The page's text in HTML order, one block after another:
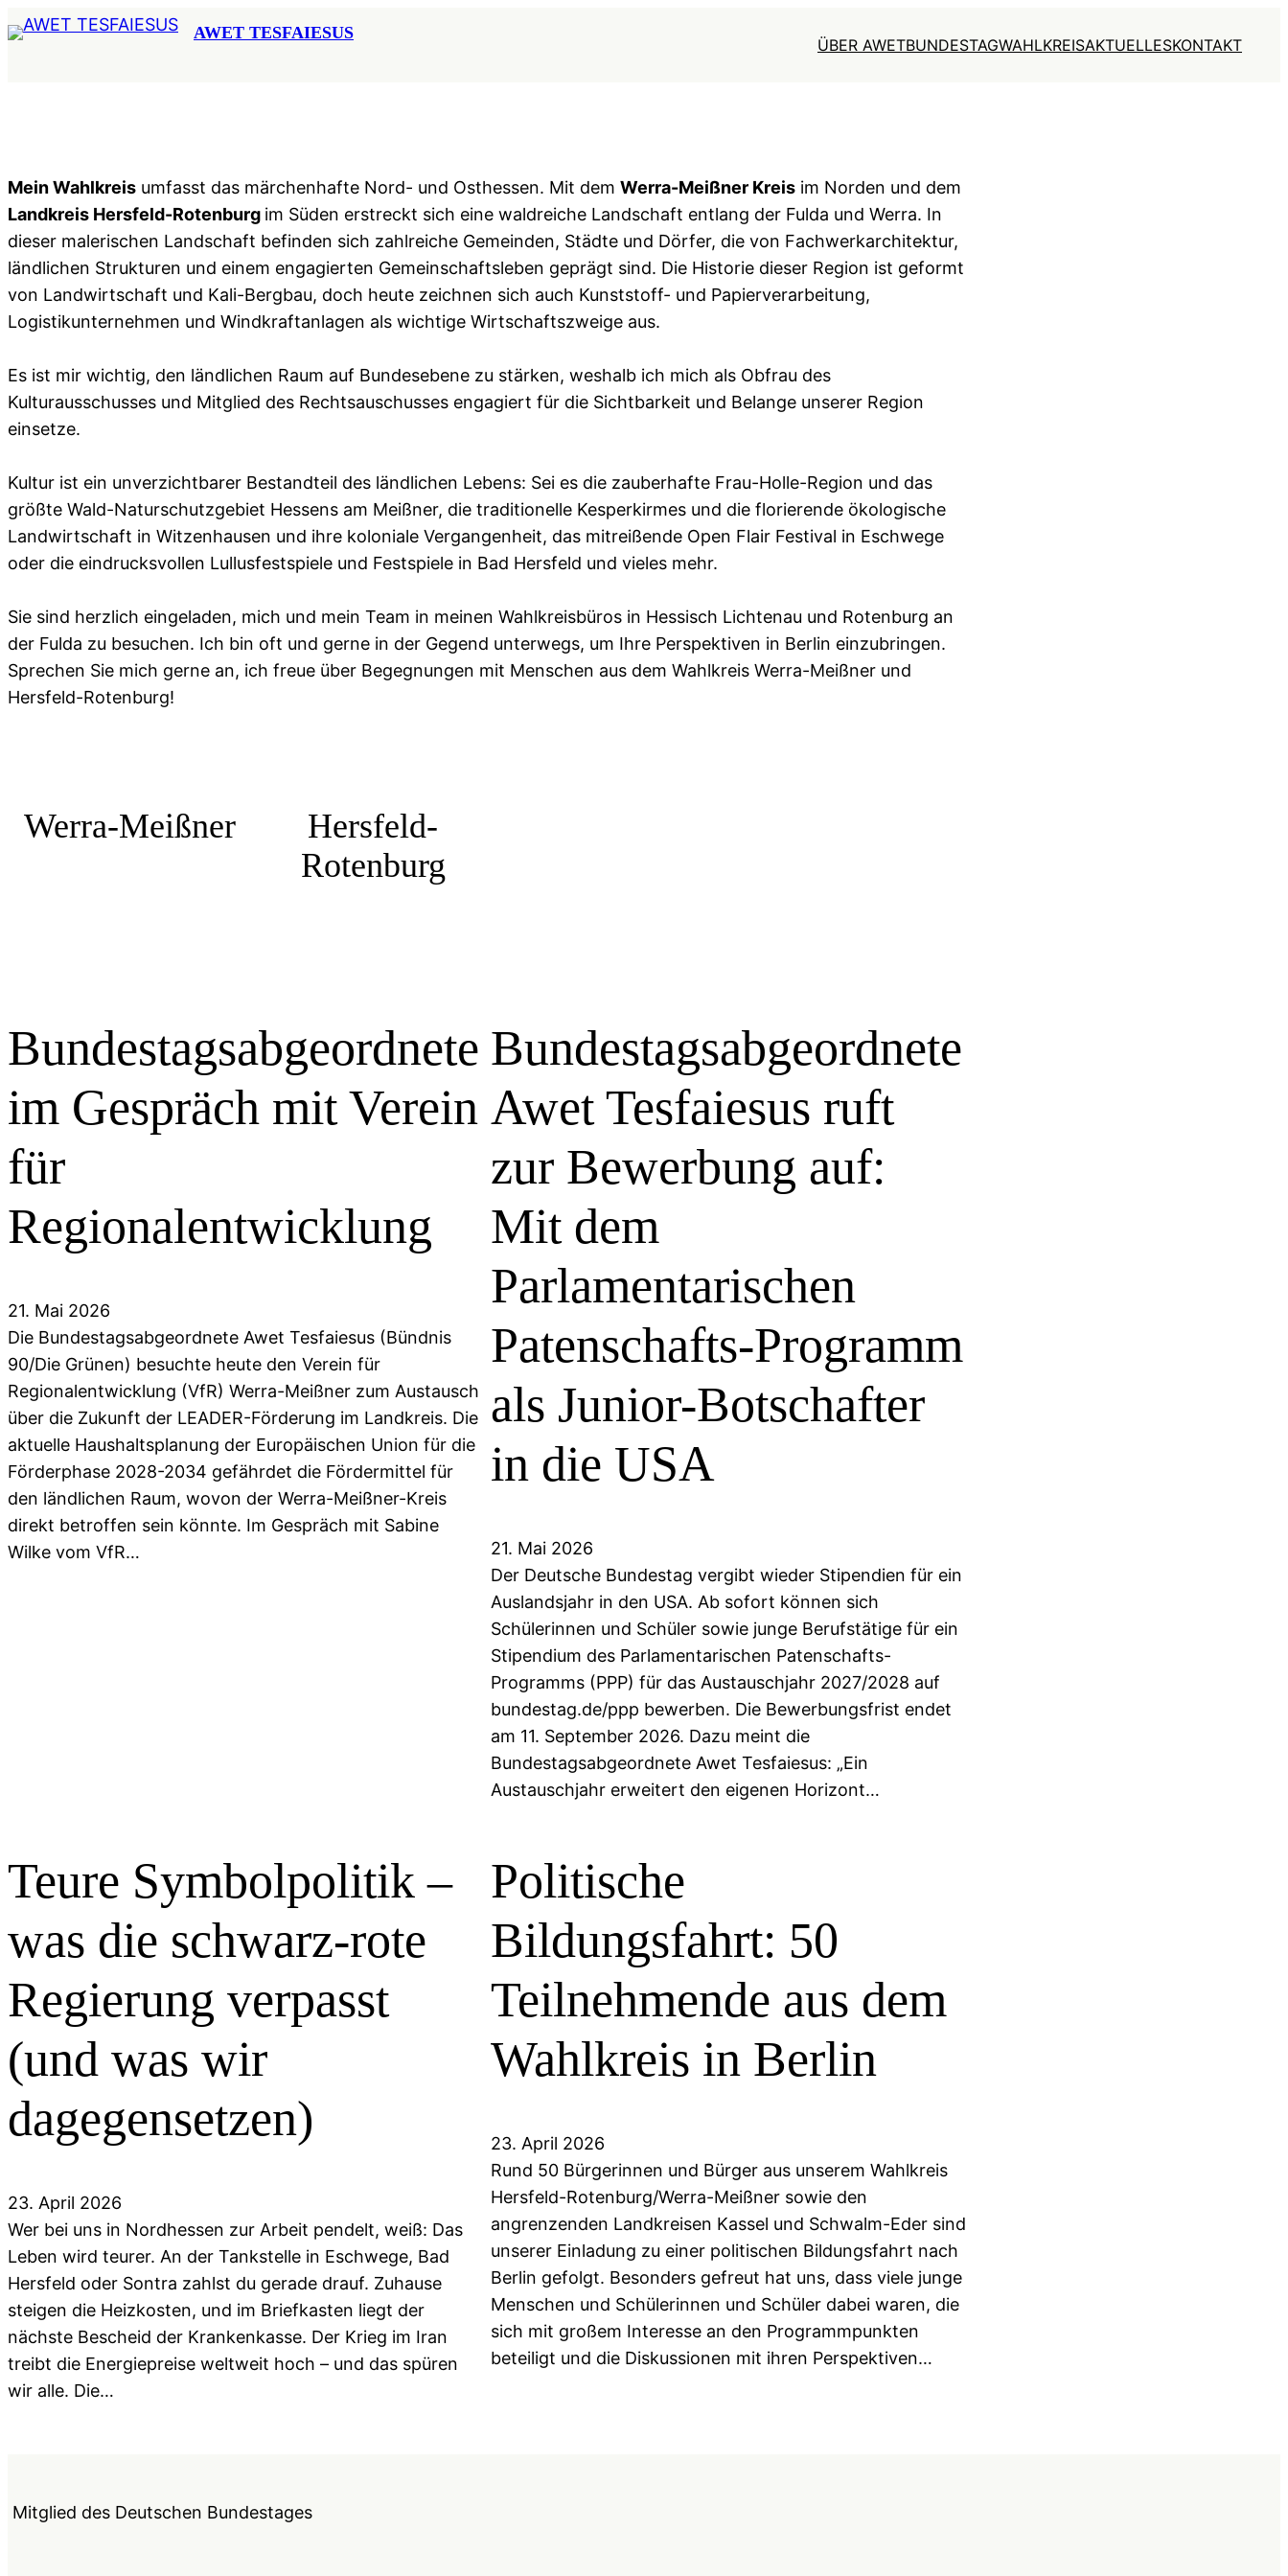
Zum
Inhalt
AWET TESFAIESUS
ÜBER AWETBUNDESTAGWAHLKREISAKTUELLESKONTAKT
Mein Wahlkreis umfasst das märchenhafte Nord- und Osthessen. Mit dem Werra-Meißner Kreis im Norden und dem
Landkreis Hersfeld-Rotenburg im Süden erstreckt sich eine waldreiche Landschaft entlang der Fulda und Werra. In
dieser malerischen Landschaft befinden sich zahlreiche Gemeinden, Städte und Dörfer, die von Fachwerkarchitektur,
ländlichen Strukturen und einem engagierten Gemeinschaftsleben geprägt sind. Die Historie dieser Region ist geformt
von Landwirtschaft und Kali-Bergbau, doch heute zeichnen sich auch Kunststoff- und Papierverarbeitung,
Logistikunternehmen und Windkraftanlagen als wichtige Wirtschaftszweige aus.
Es ist mir wichtig, den ländlichen Raum auf Bundesebene zu stärken, weshalb ich mich als Obfrau des
Kulturausschusses und Mitglied des Rechtsauschusses engagiert für die Sichtbarkeit und Belange unserer Region
einsetze.
Kultur ist ein unverzichtbarer Bestandteil des ländlichen Lebens: Sei es die zauberhafte Frau-Holle-Region und das
größte Wald-Naturschutzgebiet Hessens am Meißner, die traditionelle Kesperkirmes und die florierende ökologische
Landwirtschaft in Witzenhausen und ihre koloniale Vergangenheit, das mitreißende Open Flair Festival in Eschwege
oder die eindrucksvollen Lullusfestspiele und Festspiele in Bad Hersfeld und vieles mehr.
Sie sind herzlich eingeladen, mich und mein Team in meinen Wahlkreisbüros in Hessisch Lichtenau und Rotenburg an
der Fulda zu besuchen. Ich bin oft und gerne in der Gegend unterwegs, um Ihre Perspektiven in Berlin einzubringen.
Sprechen Sie mich gerne an, ich freue über Begegnungen mit Menschen aus dem Wahlkreis Werra-Meißner und
Hersfeld-Rotenburg!
Werra-Meißner
Hersfeld-
Rotenburg
Bundestagsabgeordnete
im Gespräch mit Verein
für
Regionalentwicklung
21. Mai 2026
Die Bundestagsabgeordnete Awet Tesfaiesus (Bündnis
90/Die Grünen) besuchte heute den Verein für
Regionalentwicklung (VfR) Werra-Meißner zum Austausch
über die Zukunft der LEADER-Förderung im Landkreis. Die
aktuelle Haushaltsplanung der Europäischen Union für die
Förderphase 2028-2034 gefährdet die Fördermittel für
den ländlichen Raum, wovon der Werra-Meißner-Kreis
direkt betroffen sein könnte. Im Gespräch mit Sabine
Wilke vom VfR…
Bundestagsabgeordnete
Awet Tesfaiesus ruft
zur Bewerbung auf:
Mit dem
Parlamentarischen
Patenschafts-Programm
als Junior-Botschafter
in die USA
21. Mai 2026
Der Deutsche Bundestag vergibt wieder Stipendien für ein
Auslandsjahr in den USA. Ab sofort können sich
Schülerinnen und Schüler sowie junge Berufstätige für ein
Stipendium des Parlamentarischen Patenschafts-
Programms (PPP) für das Austauschjahr 2027/2028 auf
bundestag.de/ppp bewerben. Die Bewerbungsfrist endet
am 11. September 2026. Dazu meint die
Bundestagsabgeordnete Awet Tesfaiesus: „Ein
Austauschjahr erweitert den eigenen Horizont…
Teure Symbolpolitik –
was die schwarz-rote
Regierung verpasst
(und was wir
dagegensetzen)
23. April 2026
Wer bei uns in Nordhessen zur Arbeit pendelt, weiß: Das
Leben wird teurer. An der Tankstelle in Eschwege, Bad
Hersfeld oder Sontra zahlst du gerade drauf. Zuhause
steigen die Heizkosten, und im Briefkasten liegt der
nächste Bescheid der Krankenkasse. Der Krieg im Iran
treibt die Energiepreise weltweit hoch – und das spüren
wir alle. Die…
Politische
Bildungsfahrt: 50
Teilnehmende aus dem
Wahlkreis in Berlin
23. April 2026
Rund 50 Bürgerinnen und Bürger aus unserem Wahlkreis
Hersfeld-Rotenburg/Werra-Meißner sowie den
angrenzenden Landkreisen Kassel und Schwalm-Eder sind
unserer Einladung zu einer politischen Bildungsfahrt nach
Berlin gefolgt. Besonders gefreut hat uns, dass viele junge
Menschen und Schülerinnen und Schüler dabei waren, die
sich mit großem Interesse an den Programmpunkten
beteiligt und die Diskussionen mit ihren Perspektiven…
Mitglied des Deutschen Bundestages